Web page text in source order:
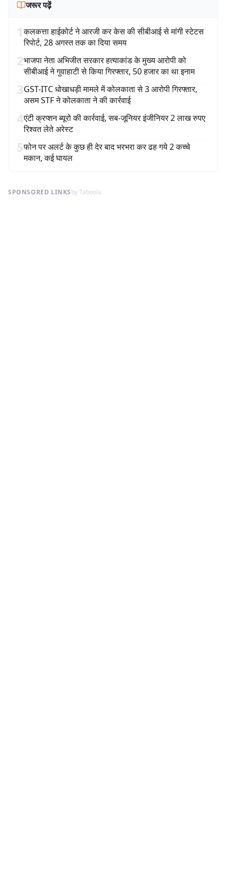
जरूर पढ़ें
1कलकत्ता हाईकोर्ट ने आरजी कर केस की सीबीआई से मांगी स्टेटस
रिपोर्ट, 28 अगस्त तक का दिया समय
2भाजपा नेता अभिजीत सरकार हत्याकांड के मुख्य आरोपी को
सीबीआई ने गुवाहाटी से किया गिरफ्तार, 50 हजार का था इनाम
3GST-ITC धोखाधड़ी मामले में कोलकाता से 3 आरोपी गिरफ्तार,
असम STF ने कोलकाता ने की कार्रवाई
4एंटी क्रप्शन ब्यूरो की कार्रवाई, सब-जूनियर इंजीनियर 2 लाख रुपए
रिश्वत लेते अरेस्ट
5फोन पर अलर्ट के कुछ ही देर बाद भरभरा कर ढह गये 2 कच्चे
मकान, कई घायल
SPONSORED LINKSby Taboola